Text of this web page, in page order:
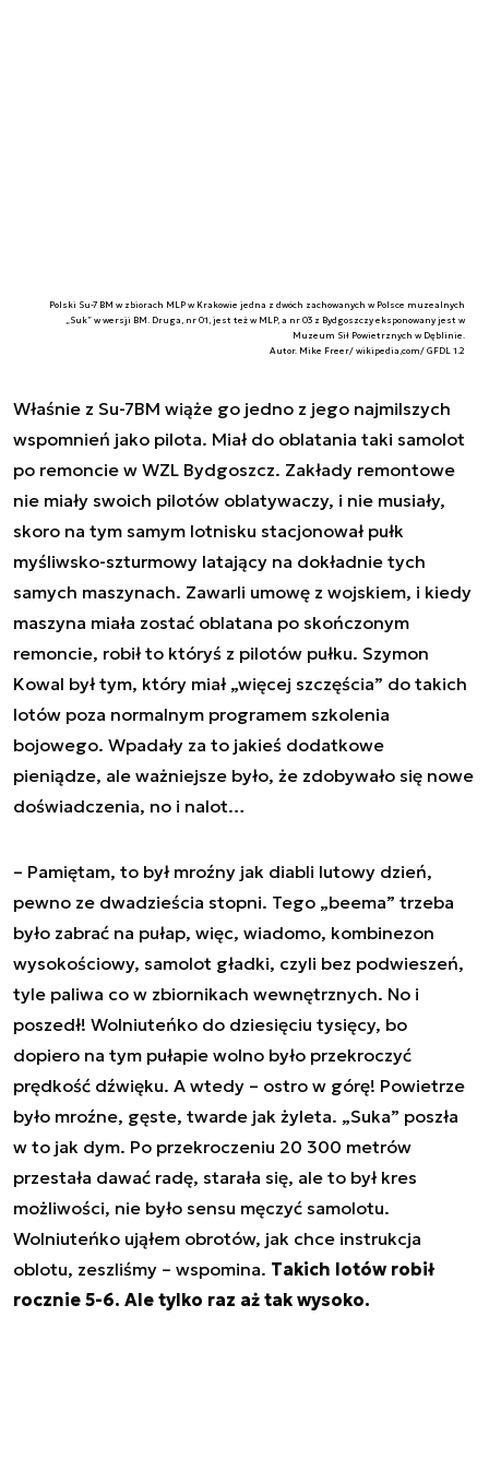
Polski Su-7 BM w zbiorach MLP w Krakowie jedna z dwóch zachowanych w Polsce muzealnych
„Suk” w wersji BM. Druga, nr 01, jest też w MLP, a nr 03 z Bydgoszczy eksponowany jest w
Muzeum Sił Powietrznych w Dęblinie.
Autor. Mike Freer/ wikipedia,com/ GFDL 1.2
Właśnie z Su-7BM wiąże go jedno z jego najmilszych
wspomnień jako pilota. Miał do oblatania taki samolot
po remoncie w WZL Bydgoszcz. Zakłady remontowe
nie miały swoich pilotów oblatywaczy, i nie musiały,
skoro na tym samym lotnisku stacjonował pułk
myśliwsko-szturmowy latający na dokładnie tych
samych maszynach. Zawarli umowę z wojskiem, i kiedy
maszyna miała zostać oblatana po skończonym
remoncie, robił to któryś z pilotów pułku. Szymon
Kowal był tym, który miał „więcej szczęścia” do takich
lotów poza normalnym programem szkolenia
bojowego. Wpadały za to jakieś dodatkowe
pieniądze, ale ważniejsze było, że zdobywało się nowe
doświadczenia, no i nalot…
– Pamiętam, to był mroźny jak diabli lutowy dzień,
pewno ze dwadzieścia stopni. Tego „beema” trzeba
było zabrać na pułap, więc, wiadomo, kombinezon
wysokościowy, samolot gładki, czyli bez podwieszeń,
tyle paliwa co w zbiornikach wewnętrznych. No i
poszedł! Wolniuteńko do dziesięciu tysięcy, bo
dopiero na tym pułapie wolno było przekroczyć
prędkość dźwięku. A wtedy – ostro w górę! Powietrze
było mroźne, gęste, twarde jak żyleta. „Suka” poszła
w to jak dym. Po przekroczeniu 20 300 metrów
przestała dawać radę, starała się, ale to był kres
możliwości, nie było sensu męczyć samolotu.
Wolniuteńko ująłem obrotów, jak chce instrukcja
oblotu, zeszliśmy – wspomina. Takich lotów robił
rocznie 5-6. Ale tylko raz aż tak wysoko.